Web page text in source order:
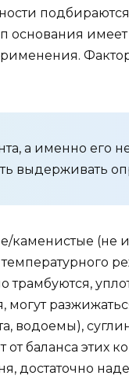
основания
а именно его
выдерживать
каменистые (не
могут
водоемы),
от баланса этих
достаточно